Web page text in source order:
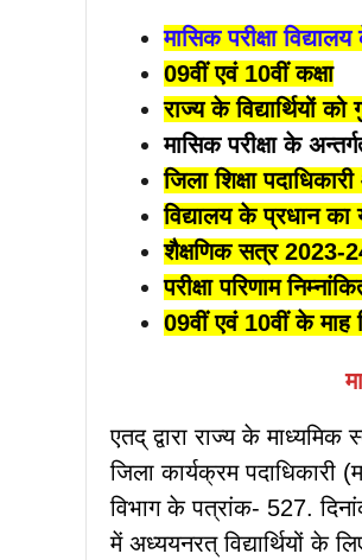
मासिक परीक्षा
09वीं एवं 10वीं कक्षा
राज्य के विद्यार्थियों को
मासिक परीक्षा के
जिला शिक्षा
विद्यालय के प्रधान का
शैक्षणिक सत्र 2023-
परीक्षा परिणाम
09वीं एवं 10वीं के माह
एतद् द्वारा राज्य के
जिला कार्यक्रम पदाधिकारी
विभाग के पत्रांक- 527.
में अध्ययनरत् विद्यार्थियों के